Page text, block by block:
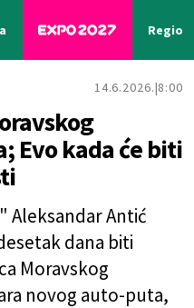
Region
14.6.2026. 8:00
Evo kada će biti
Aleksandar Antić
dana biti
Moravskog
novog auto-puta,